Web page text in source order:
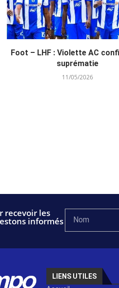
Foot – LHF : Violette AC
suprématie
11/05/2026
recevoir les
informés
LIENS UTILES